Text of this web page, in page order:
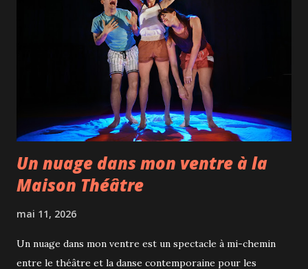
sensibilités humoristiques. Son fondateur, Grégoire Furrer,
également derrière le Montreux Comedy Festival, souhaite
développer les échanges internationaux et faire rayonner
Montréal comme une plaque tournante de l’humour
francophone. Hier soir, nous avons assisté à "Triple Dose",
un spectacle présenté au National réunissant les
humoristes français Franjo, Urbain et Pierre Thev...
Un nuage dans mon ventre à la
Maison Théâtre
mai 11, 2026
Un nuage dans mon ventre est un spectacle à mi-chemin
entre le théâtre et la danse contemporaine pour les